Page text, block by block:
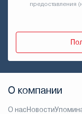
предоставления
О компании
О насНовости